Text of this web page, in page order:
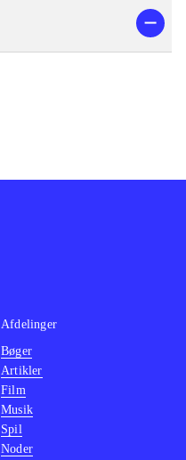
Afdelinger
Bøger
Artikler
Film
Musik
Spil
Noder